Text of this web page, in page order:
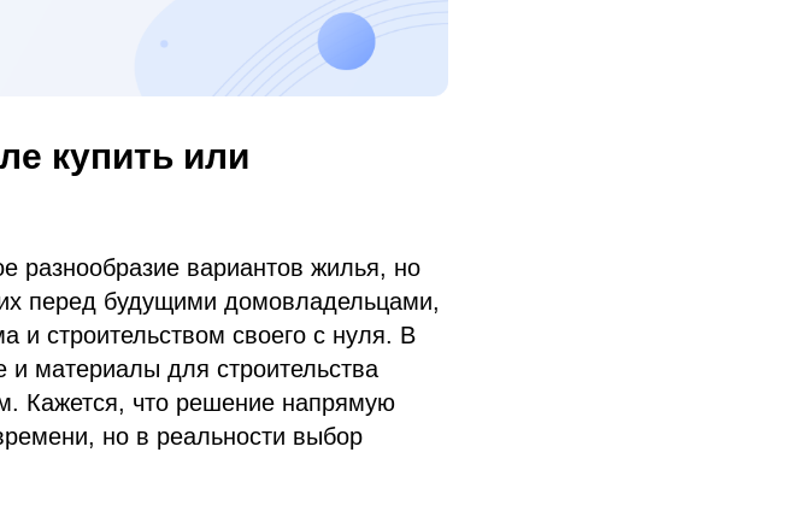
купить или
разнообразие вариантов жилья, но
перед будущими домовладельцами,
и строительством своего с нуля. В
и материалы для строительства
Кажется, что решение напрямую
но в реальности выбор